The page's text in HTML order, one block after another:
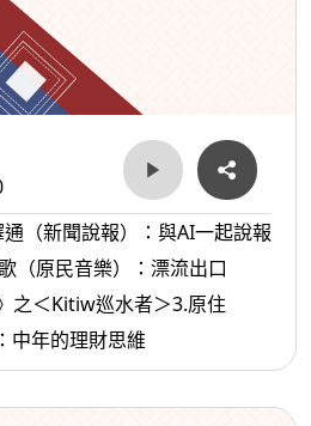
（新聞說報）：與AI一起說報
之＜Kitiw巡水者＞3.原住
中年的理財思維